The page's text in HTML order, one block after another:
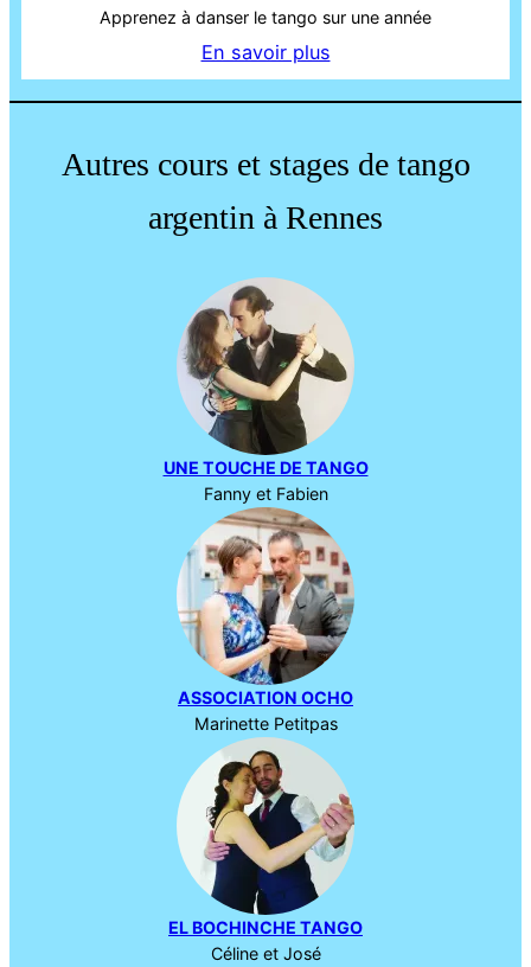
Apprenez à danser le tango sur une année
En savoir plus
Autres cours et stages de tango
argentin à Rennes
UNE TOUCHE DE TANGO
Fanny et Fabien
ASSOCIATION OCHO
Marinette Petitpas
EL BOCHINCHE TANGO
Céline et José